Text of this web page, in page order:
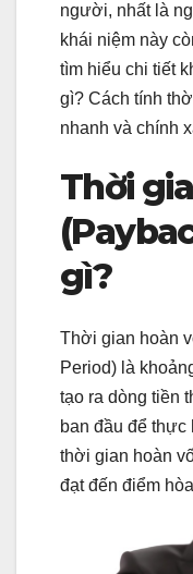
người, nhất là
khái niệm này
tìm hiểu chi tiết
gì? Cách tính
nhanh và chính
Thời
gì?
Thời gian hoàn
Period) là
tạo ra dòng tiền
ban đầu để
thời gian hoàn
đạt đến điểm